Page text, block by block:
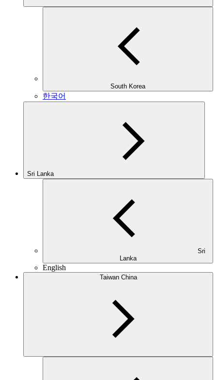
South Korea
한국어
Sri Lanka
Lanka
English
Taiwan China